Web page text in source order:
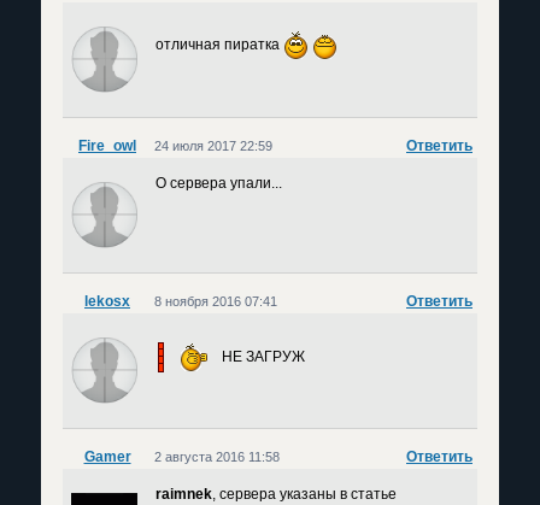
отличная пиратка
Fire_owl Ответить
24 июля 2017 22:59
О сервера упали...
lekosx Ответить
8 ноября 2016 07:41
НЕ ЗАГРУЖ
Gamer Ответить
2 августа 2016 11:58
raimnek, сервера указаны в статье